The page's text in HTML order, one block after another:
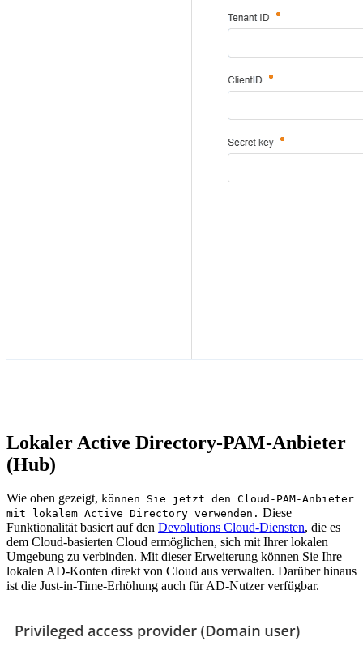
Lokaler Active Directory-PAM-Anbieter
(Hub)
Wie oben gezeigt, können Sie jetzt den Cloud-PAM-Anbieter
mit lokalem Active Directory verwenden. Diese
Funktionalität basiert auf den Devolutions Cloud-Diensten, die es
dem Cloud-basierten Cloud ermöglichen, sich mit Ihrer lokalen
Umgebung zu verbinden. Mit dieser Erweiterung können Sie Ihre
lokalen AD-Konten direkt von Cloud aus verwalten. Darüber hinaus
ist die Just-in-Time-Erhöhung auch für AD-Nutzer verfügbar.